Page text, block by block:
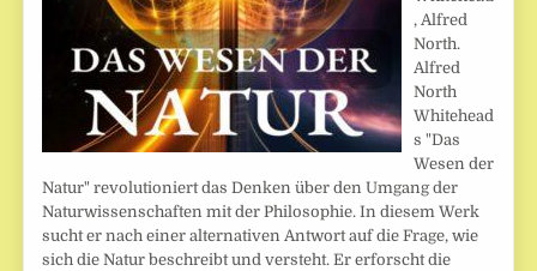
, Alfred
North.
Alfred
North
Whitehead
s "Das
Wesen der
Natur" revolutioniert das Denken über den Umgang der
Naturwissenschaften mit der Philosophie. In diesem Werk
sucht er nach einer alternativen Antwort auf die Frage, wie
sich die Natur beschreibt und versteht. Er erforscht die